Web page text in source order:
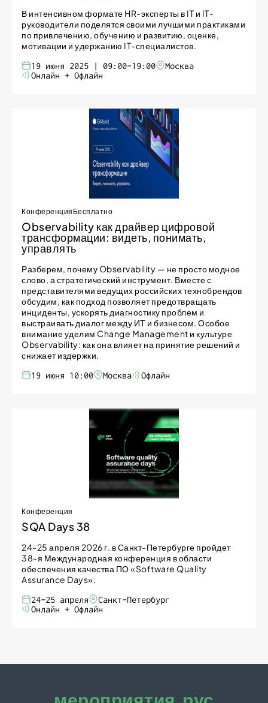
В интенсивном формате HR-эксперты в IT и IT-
руководители поделятся своими лучшими практиками
по привлечению, обучению и развитию, оценке,
мотивации и удержанию IT-специалистов.
19 июня 2025 | 09:00-19:00
Москва
Онлайн + Офлайн
Конференция Бесплатно
Observability как драйвер цифровой
трансформации: видеть, понимать,
управлять
Разберем, почему Observability — не просто модное
слово, а стратегический инструмент. Вместе с
представителями ведущих российских технобрендов
обсудим, как подход позволяет предотвращать
инциденты, ускорять диагностику проблем и
выстраивать диалог между ИТ и бизнесом. Особое
внимание уделим Change Management и культуре
Observability: как она влияет на принятие решений и
снижает издержки.
19 июня 10:00
Москва Офлайн
Конференция
SQA Days 38
24-25 апреля 2026 г. в Санкт-Петербурге пройдет
38-я Международная конференция в области
обеспечения качества ПО «Software Quality
Assurance Days».
24-25 апреля
Санкт-Петербург
Онлайн + Офлайн